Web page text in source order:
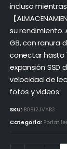
incluso
【
su rendimiento.
GB, con ranura
conectar hasta
expansión SSD
velocidad de
fotos y videos.
SKU: B0B12JVYB3
Categoría: